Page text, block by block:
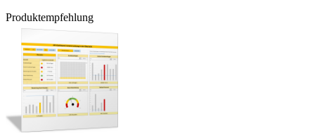
Produktempfehlung